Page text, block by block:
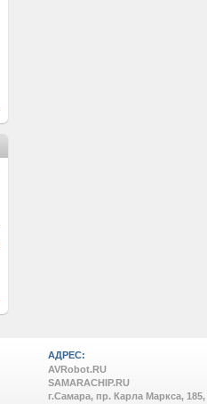
АДРЕС:
AVRobot.RU
SAMARACHIP.RU
г.Самара, пр. Карла Маркса, 185,